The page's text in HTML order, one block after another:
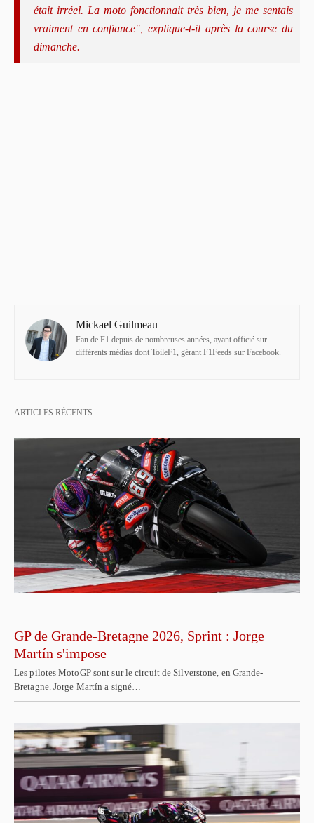
était irréel. La moto fonctionnait très bien, je me sentais
vraiment en confiance", explique-t-il après la course du
dimanche.
Mickael Guilmeau
Fan de F1 depuis de nombreuses années, ayant officié sur
différents médias dont ToileF1, gérant F1Feeds sur Facebook.
ARTICLES RÉCENTS
GP de Grande-Bretagne 2026, Sprint : Jorge
Martín s'impose
Les pilotes MotoGP sont sur le circuit de Silverstone, en Grande-
Bretagne. Jorge Martín a signé…